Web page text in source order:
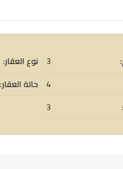
3
4
3
نوع العقار:
حالة العقار: